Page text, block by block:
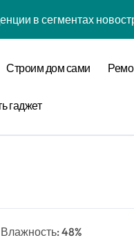
в сегментах
улице 24
металлопроката
бизнес-класса у метро
для современного
Строим дом сами
гаджет
48%